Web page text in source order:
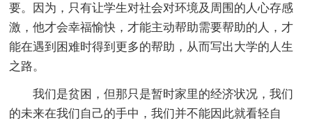
要。因为，只有让学生对社会对环境及周围的人心存感
激，他才会幸福愉快，才能主动帮助需要帮助的人，才
能在遇到困难时得到更多的帮助，从而写出大学的人生
之路。
我们是贫困，但那只是暂时家里的经济状况，我们
的未来在我们自己的手中，我们并不能因此就看轻自